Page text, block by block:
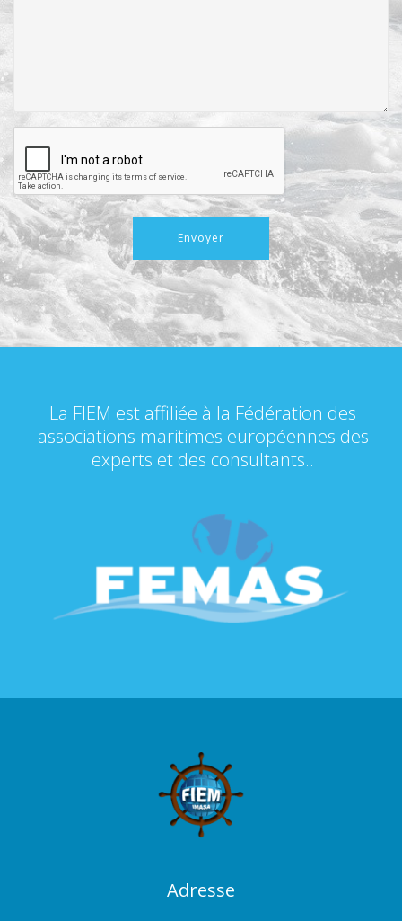
Envoyer
La FIEM est affiliée à la Fédération des
associations maritimes européennes des
experts et des consultants..
Adresse